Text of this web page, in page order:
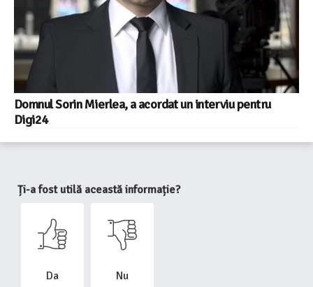
Domnul Sorin Mierlea, a acordat un interviu pentru
Digi24
Ți-a fost utilă această informație?
Da Nu